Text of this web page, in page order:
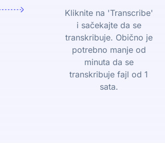
Kliknite na 'Transcribe'
i sačekajte da se
transkribuje. Obično je
potrebno manje od
minuta da se
transkribuje fajl od 1
sata.